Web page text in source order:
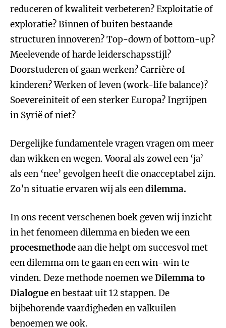
reduceren of kwaliteit verbeteren? Exploitatie of
exploratie? Binnen of buiten bestaande
structuren innoveren? Top-down of bottom-up?
Meelevende of harde leiderschapsstijl?
Doorstuderen of gaan werken? Carrière of
kinderen? Werken of leven (work-life balance)?
Soevereiniteit of een sterker Europa? Ingrijpen
in Syrië of niet?
Dergelijke fundamentele vragen vragen om meer
dan wikken en wegen. Vooral als zowel een ‘ja’
als een ‘nee’ gevolgen heeft die onacceptabel zijn.
Zo’n situatie ervaren wij als eendilemma.
In ons recent verschenen boek geven wij inzicht
in het fenomeen dilemma en bieden we een
procesmethodeaan die helpt om succesvol met
een dilemma om te gaan en een win-win te
vinden. Deze methode noemen weDilemma to
Dialogueen bestaat uit 12 stappen. De
bijbehorende vaardigheden en valkuilen
benoemen we ook.